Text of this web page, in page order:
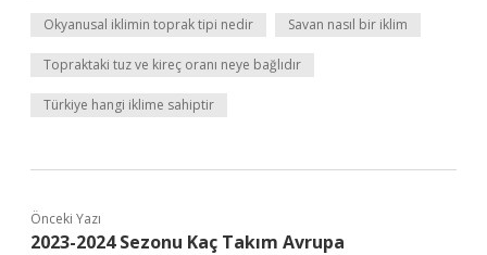
Okyanusal iklimin toprak tipi nedir Savan nasıl bir iklim
Topraktaki tuz ve kireç oranı neye bağlıdır
Türkiye hangi iklime sahiptir
Önceki Yazı
2023-2024 Sezonu Kaç Takım Avrupa